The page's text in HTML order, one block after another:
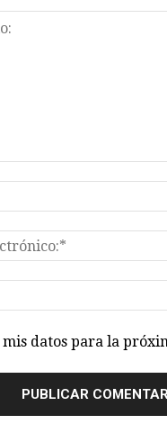
datos para la